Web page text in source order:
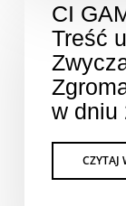
CI
Treść
w dniu